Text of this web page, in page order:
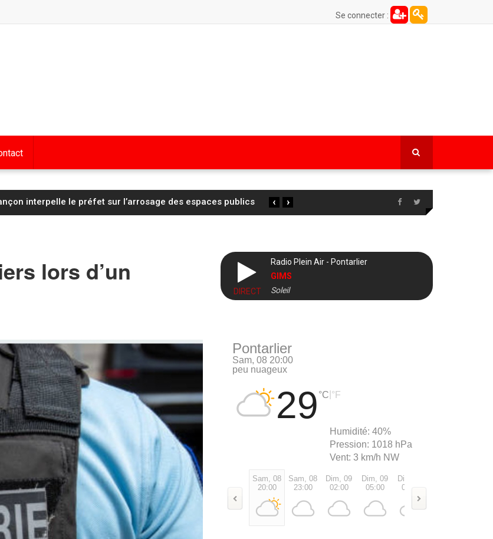
Se connecter :
sanction réduite au secteur 106 ›
‹
lors d’un
DIRECT
Radio Plein Air - Pontarlier
GIMS
Soleil
Pontarlier
Sam, 08 20:00
peu nuageux
29 °C °F
Humidité: 40%
Pression: 1018 hPa
Vent: 3 km/h NW
Sam, 08
20:00
Sam, 08
23:00
Dim, 09
02:00
Dim, 09
05:00
Dim, 09
08:00